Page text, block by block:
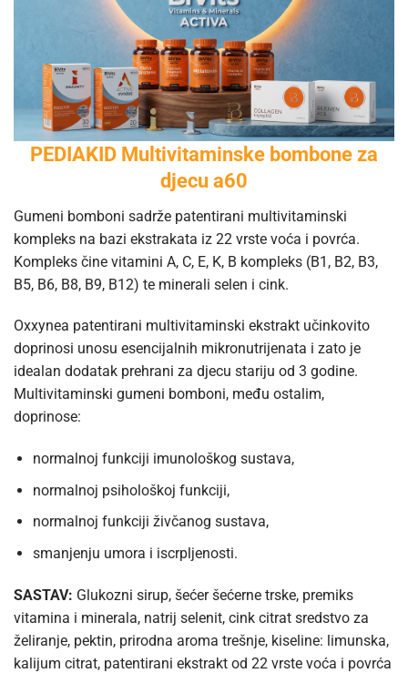
PEDIAKID Multivitaminske bombone za
djecu a60
Gumeni bomboni sadrže patentirani multivitaminski
kompleks na bazi ekstrakata iz 22 vrste voća i povrća.
Kompleks čine vitamini A, C, E, K, B kompleks (B1, B2, B3,
B5, B6, B8, B9, B12) te minerali selen i cink.
Oxxynea patentirani multivitaminski ekstrakt učinkovito
doprinosi unosu esencijalnih mikronutrijenata i zato je
idealan dodatak prehrani za djecu stariju od 3 godine.
Multivitaminski gumeni bomboni, među ostalim,
doprinose:
normalnoj funkciji imunološkog sustava,
normalnoj psihološkoj funkciji,
normalnoj funkciji živčanog sustava,
smanjenju umora i iscrpljenosti.
SASTAV: Glukozni sirup, šećer šećerne trske, premiks
vitamina i minerala, natrij selenit, cink citrat sredstvo za
želiranje, pektin, prirodna aroma trešnje, kiseline: limunska,
kalijum citrat, patentirani ekstrakt od 22 vrste voća i povrća